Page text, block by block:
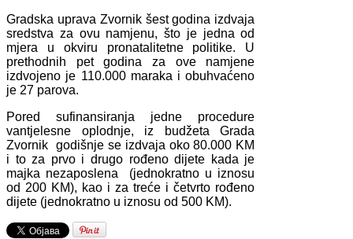
Gradska uprava Zvornik šest godina izdvaja
sredstva za ovu namjenu, što je jedna od
mjera u okviru pronatalitetne politike. U
prethodnih pet godina za ove namjene
izdvojeno je 110.000 maraka i obuhvaćeno
je 27 parova.
Pored sufinansiranja jedne procedure
vantjelesne oplodnje, iz budžeta Grada
Zvornik godišnje se izdvaja oko 80.000 KM
i to za prvo i drugo rođeno dijete kada je
majka nezaposlena (jednokratno u iznosu
od 200 KM), kao i za treće i četvrto rođeno
dijete (jednokratno u iznosu od 500 KM).